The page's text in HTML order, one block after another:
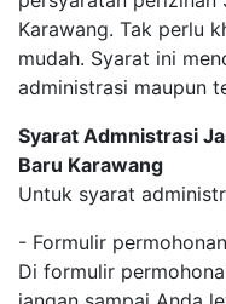
Karawang. Tak perlu
mudah. Syarat ini
administrasi maupun
Syarat Admnistrasi
Baru Karawang
Untuk syarat
- Formulir permohonan
Di formulir